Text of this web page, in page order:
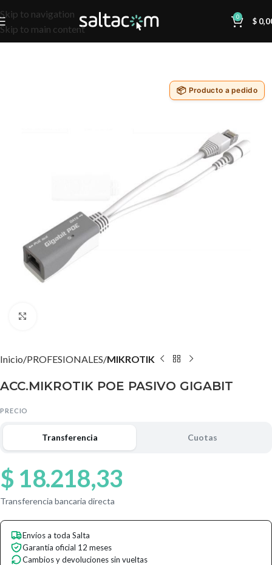
Skip to navigation
Skip to main content
0 $
Producto a pedido
Inicio PROFESIONALES MIKROTIK
ACC.MIKROTIK POE PASIVO GIGABIT
PRECIO
Transferencia Cuotas
$ 18.218,33
Transferencia bancaria directa
Envíos a toda Salta
Garantía oficial 12 meses
Cambios y devoluciones sin vueltas